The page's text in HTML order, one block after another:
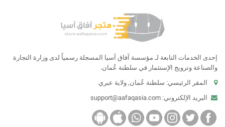
إحدى الخدمات التابعة لـ مؤسسة آفاق آسيا المسجلة رسمياً لدى وزارة التجارة
والصناعة وترويج الإستثمار في سلطنة عُمان.
المقر الرئيسي: سلطنة عُمان, ولاية عبري
البريد الإلكتروني: support@aafaqasia.com